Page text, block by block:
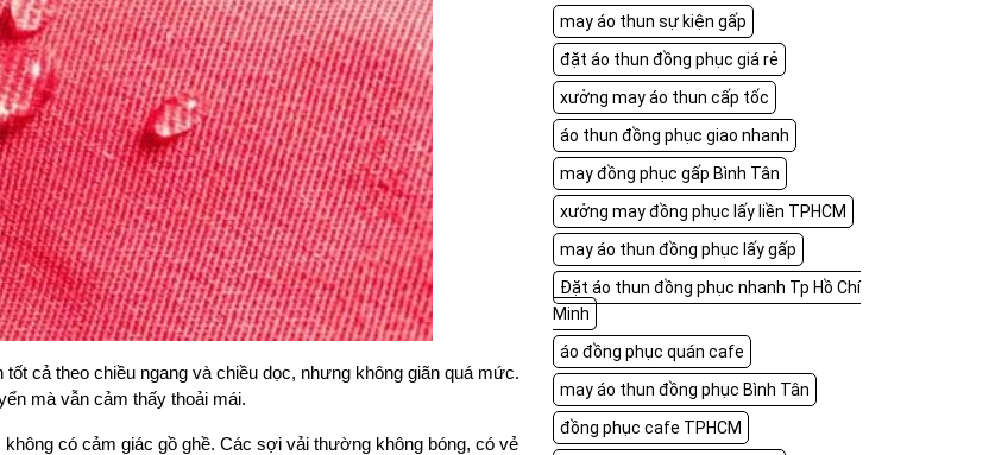
tốt cả theo chiều ngang và chiều dọc, nhưng không giãn quá mức.
mà vẫn cảm thấy thoải mái.
có cảm giác gồ ghề. Các sợi vải thường không bóng, có vẻ
may áo thun sự kiện gấp
đặt áo thun đồng phục giá rẻ
xưởng may áo thun cấp tốc
áo thun đồng phục giao nhanh
may đồng phục gấp Bình Tân
xưởng may đồng phục lấy liền TPHCM
may áo thun đồng phục lấy gấp
Đặt áo thun đồng phục nhanh Tp Hồ Chí
Minh
áo đồng phục quán cafe
may áo thun đồng phục Bình Tân
đồng phục cafe TPHCM